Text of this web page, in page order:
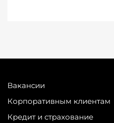
Вакансии
Корпоративным клиентам
Кредит и страхование